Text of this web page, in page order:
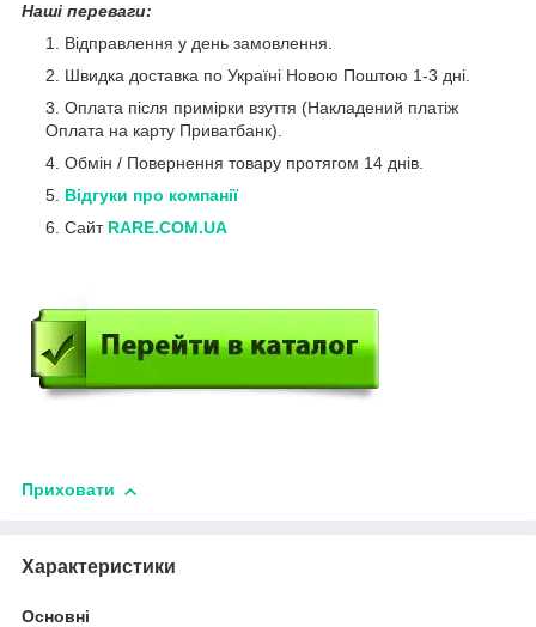
Наші переваги:
Відправлення у день замовлення.
Швидка доставка по Україні Новою Поштою 1-3 дні.
Оплата після примірки взуття (Накладений платіж
Оплата на карту Приватбанк).
Обмін / Повернення товару протягом 14 днів.
Відгуки про компанії
Сайт RARE.COM.UA
Приховати
Характеристики
Основні